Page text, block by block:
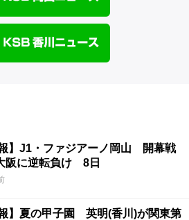
報】J1・ファジアーノ岡山 開幕戦
阪に逆転負け 8日
報】夏の甲子園 英明(香川)が関東第